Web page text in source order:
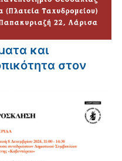
και
στον